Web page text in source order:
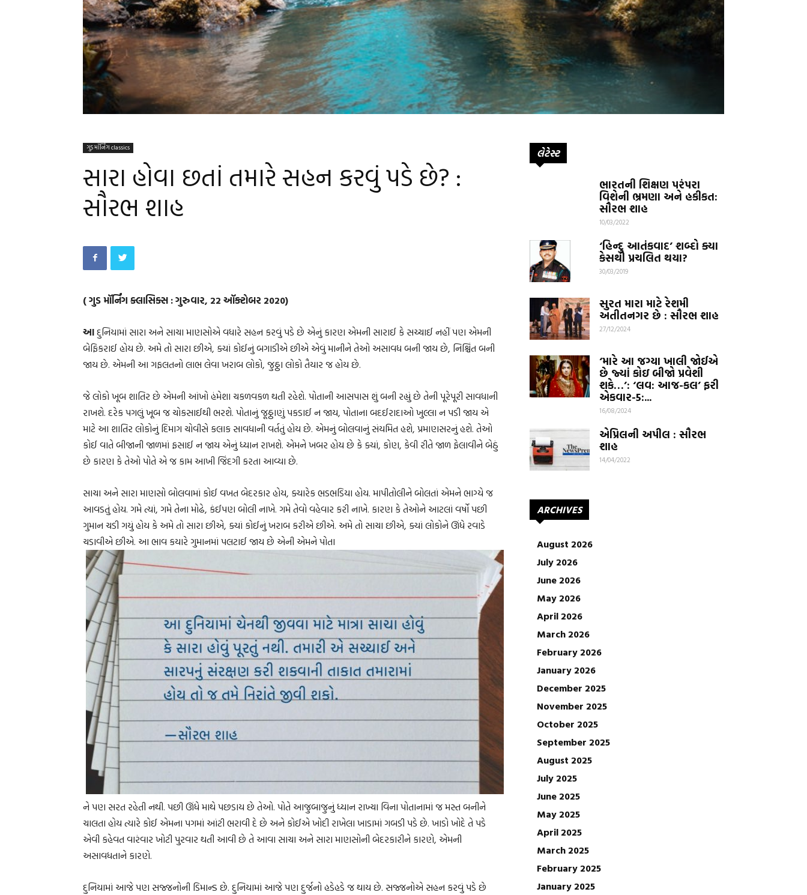
ગુડ મૉર્નિંગ classics
સારા હોવા છતાં તમારે સહન કરવું પડે છે? :
સૌરભ શાહ
( ગુડ મૉર્નિંગ ક્લાસિક્સ : ગુરુવાર, 22 ઑક્ટોબર 2020)
આદુનિયામાં સારા અને સાચા માણસોએ વધારે સહન કરવું પડે છે એનું કારણ એમની સારાઈ કે સચ્ચાઈ નહીં પણ એમની
બેફિકરાઈ હોય છે. અમે તો સારા છીએ, ક્યાં કોઈનું બગાડીએ છીએ એવું માનીને તેઓ અસાવધ બની જાય છે, નિશ્ચિંત બની
જાય છે. એમની આ ગફલતનો લાભ લેવા ખરાબ લોકો, જુઠ્ઠા લોકો તૈયાર જ હોય છે.
જે લોકો ખૂબ શાતિર છે એમની આંખો હંમેશા ચકળવકળ થતી રહેશે. પોતાની આસપાસ શું બની રહ્યું છે તેની પૂરેપૂરી સાવધાની
રાખશે. દરેક પગલું ખૂબ જ ચોકસાઈથી ભરશે. પોતાનું જૂઠ્ઠાણું પકડાઈ ન જાય, પોતાના બદઈરાદાઓ ખુલ્લા ન પડી જાય એ
માટે આ શાતિર લોકોનું દિમાગ ચોવીસે કલાક સાવધાની વર્તતું હોય છે. એમનું બોલવાનું સંયમિત હશે, પ્રમાણસરનું હશે. તેઓ
કોઈ વાતે બીજાની જાળમાં ફસાઈ ન જાય એનું ધ્યાન રાખશે. એમને ખબર હોય છે કે ક્યાં, કોણ, કેવી રીતે જાળ ફેલાવીને બેઠું
છે કારણ કે તેઓ પોતે એ જ કામ આખી જિંદગી કરતા આવ્યા છે.
સાચા અને સારા માણસો બોલવામાં કોઈ વખત બેદરકાર હોય, ક્યારેક ભડભડિયા હોય. માપીતોલીને બોલતાં એમને ભાગ્યે જ
આવડતું હોય. ગમે ત્યાં, ગમે તેના મોઢે, કંઈપણ બોલી નાખે. ગમે તેવો વહેવાર કરી નાખે. કારણ કે તેઓને આટલાં વર્ષો પછી
ગુમાન ચડી ગયું હોય કે અમે તો સારા છીએ, ક્યાં કોઈનું ખરાબ કરીએ છીએ. અમે તો સાચા છીએ, ક્યાં લોકોને ઊંધે રવાડે
ચડાવીએ છીએ. આ ભાવ કયારે ગુમાનમાં પલટાઈ જાય છે એની એમને પોતા
ને પણ સરત રહેતી નથી. પછી ઊંધે માથે પછડાય છે તેઓ. પોતે આજુબાજુનું ધ્યાન રાખ્યા વિના પોતાનામાં જ મસ્ત બનીને
ચાલતા હોય ત્યારે કોઈ એમના પગમાં આંટી ભરાવી દે છે અને કોઈએ ખોદી રાખેલા ખાડામાં ગબડી પડે છે. ખાડો ખોદે તે પડે
એવી કહેવત વારંવાર ખોટી પુરવાર થતી આવી છે તે આવા સાચા અને સારા માણસોની બેદરકારીને કારણે, એમની
અસાવધતાને કારણે.
દુનિયામાં આજે પણ સજ્જનોની ડિમાન્ડ છે. દુનિયામાં આજે પણ દુર્જનો હડેહડે જ થાય છે. સજ્જનોએ સહન કરવું પડે છે
લેટેસ્ટ
ભારતની શિક્ષણ પરંપરા
વિશેની ભ્રમણા અને હકીકત:
સૌરભ શાહ
10/03/2022
‘હિન્દુ આતંકવાદ’ શબ્દો ક્યા
કેસથી પ્રચલિત થયા?
30/03/2019
સુરત મારા માટે રેશમી
અતીતનગર છે : સૌરભ શાહ
27/12/2024
‘મારે આ જગ્યા ખાલી જોઈએ
છે જ્યાં કોઇ બીજો પ્રવેશી
શકે…’: ‘લવ: આજ-કલ’ ફરી
એકવાર-5:...
16/08/2024
એપ્રિલની અપીલ : સૌરભ
શાહ
14/04/2022
ARCHIVES
August 2026
July 2026
June 2026
May 2026
April 2026
March 2026
February 2026
January 2026
December 2025
November 2025
October 2025
September 2025
August 2025
July 2025
June 2025
May 2025
April 2025
March 2025
February 2025
January 2025